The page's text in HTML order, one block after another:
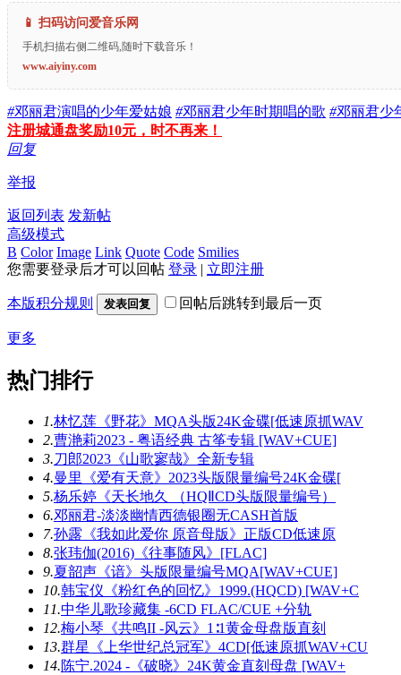
📱 扫码访问爱音乐网
手机扫描右侧二维码,随时下载音乐！
www.aiyiny.com
#邓丽君演唱的少年爱姑娘 #邓丽君少年时期唱的歌 #邓丽君少
注册城通盘奖励10元，时不再来！
回复
举报
返回列表 发新帖
高级模式
B Color Image Link Quote Code Smilies
您需要登录后才可以回帖 登录 | 立即注册
本版积分规则 发表回复 回帖后跳转到最后一页
更多
热门排行
1.林忆莲《野花》MQA头版24K金碟[低速原抓WAV
2.曹滟莉2023 - 粤语经典 古筝专辑 [WAV+CUE]
3.刀郎2023《山歌寥哉》全新专辑
4.曼里《爱有天意》2023头版限量编号24K金碟[
5.杨乐婷《天长地久 （HQⅡCD头版限量编号）
6.邓丽君-淡淡幽情西德银圈无CASH首版
7.孙露《我如此爱你 原音母版》正版CD低速原
8.张玮伽(2016)《往事随风》[FLAC]
9.夏韶声《谙》头版限量编号MQA[WAV+CUE]
10.韩宝仪《粉红色的回忆》1999.(HQCD) [WAV+C
11.中华儿歌珍藏集 -6CD FLAC/CUE +分轨
12.梅小琴《共鸣II -风云》1∶1黄金母盘版直刻
13.群星《上华世纪总冠军》4CD[低速原抓WAV+CU
14.陈宁.2024 -《破晓》24K黄金直刻母盘 [WAV+